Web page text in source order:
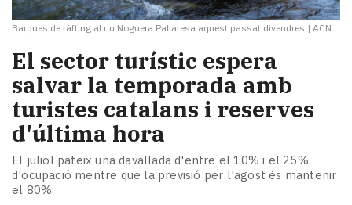
Barques de ràfting al riu Noguera Pallaresa aquest passat divendres | ACN
​El sector turístic espera
salvar la temporada amb
turistes catalans i reserves
d'última hora
El juliol pateix una davallada d'entre el 10% i el 25%
d'ocupació mentre que la previsió per l'agost és mantenir
el 80%